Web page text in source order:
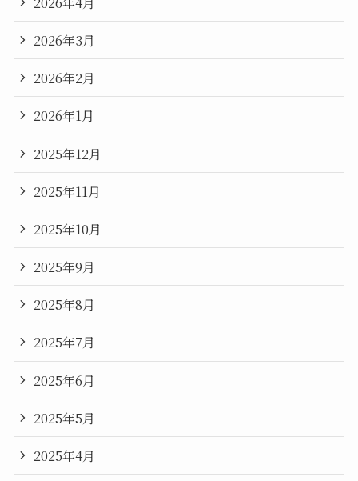
2026年3月
2026年2月
2026年1月
2025年12月
2025年11月
2025年10月
2025年9月
2025年8月
2025年7月
2025年6月
2025年5月
2025年4月